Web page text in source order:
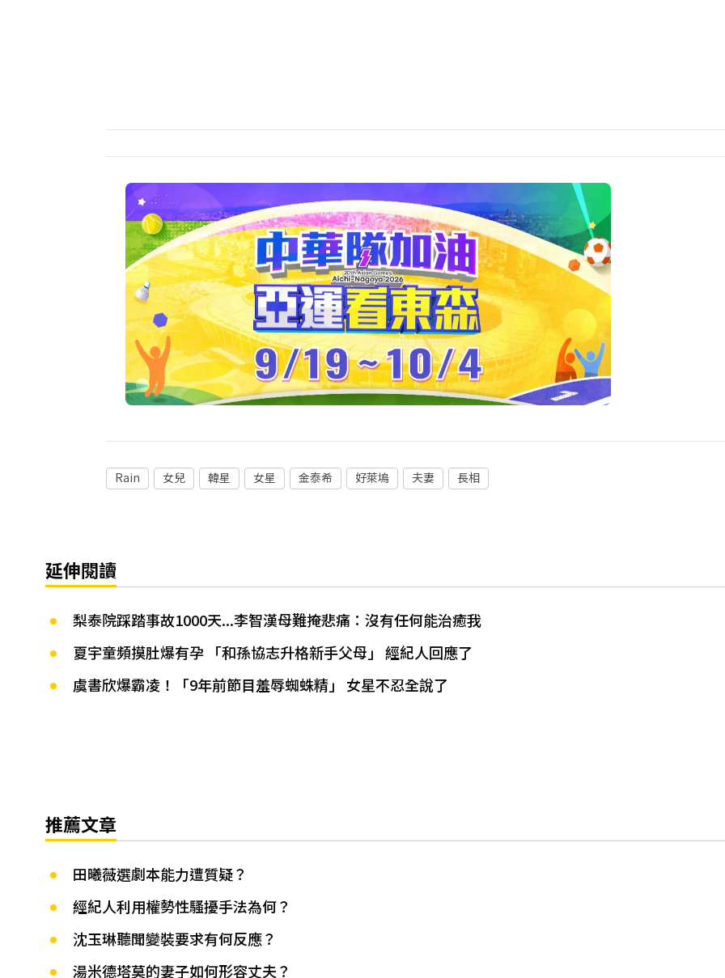
Rain 女兒 韓星 女星 金泰希 好萊塢 夫妻 長相
延伸閱讀
梨泰院踩踏事故1000天...李智漢母難掩悲痛：沒有任何能治癒我
夏宇童頻摸肚爆有孕 「和孫協志升格新手父母」 經紀人回應了
虞書欣爆霸凌！「9年前節目羞辱蜘蛛精」 女星不忍全說了
推薦文章
田曦薇選劇本能力遭質疑？
經紀人利用權勢性騷擾手法為何？
沈玉琳聽聞變裝要求有何反應？
湯米德塔莫的妻子如何形容丈夫？